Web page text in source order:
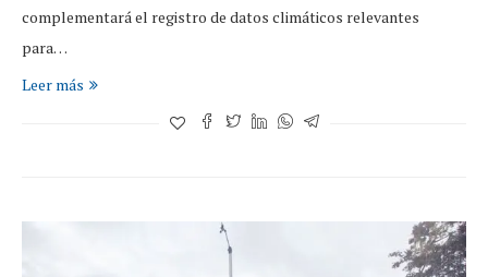
complementará el registro de datos climáticos relevantes
para…
Leer más